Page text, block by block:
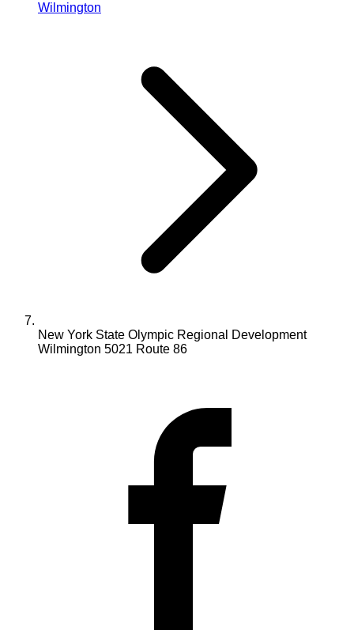
Wilmington
New York State Olympic Regional Development
Wilmington 5021 Route 86